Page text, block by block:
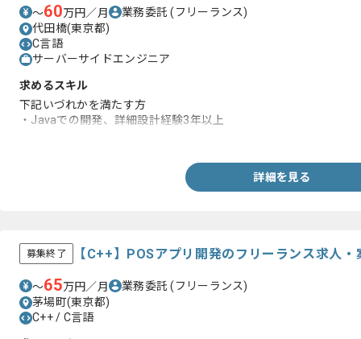
・SystemWalkerO経験
〜60万円／月 業務委託(フリーランス)
代田橋(東京都)
C言語
サーバーサイドエンジニア
求めるスキル
下記いづれかを満たす方
・Javaでの開発、詳細設計経験3年以上
詳細を見る
募集終了 【C++】POSアプリ開発のフリーランス求人・
〜65万円／月 業務委託(フリーランス)
茅場町(東京都)
C++ / C言語